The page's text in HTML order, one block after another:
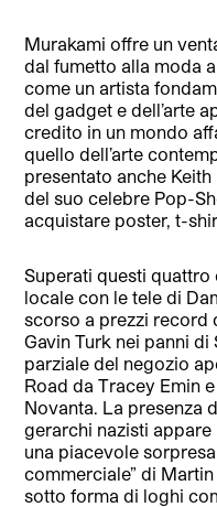
Murakami offre un
dal fumetto alla moda
come un artista
del gadget e dell’arte
credito in un mondo
quello dell’arte
presentato anche
del suo celebre Pop-
acquistare poster, t-
Superati questi quattro
locale con le tele di
scorso a prezzi record
Gavin Turk nei panni
parziale del negozio
Road da Tracey Emin
Novanta. La presenza
gerarchi nazisti
una piacevole
commerciale” di
sotto forma di loghi